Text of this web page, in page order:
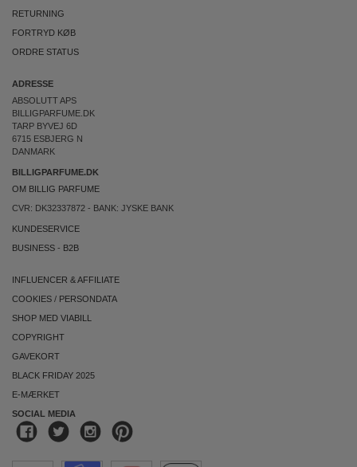
RETURNING
FORTRYD KØB
ORDRE STATUS
ADRESSE
ABSOLUTT APS
BILLIGPARFUME.DK
TARP BYVEJ 6D
6715 ESBJERG N
DANMARK
BILLIGPARFUME.DK
OM BILLIG PARFUME
CVR: DK32337872 - BANK: JYSKE BANK
KUNDESERVICE
BUSINESS - B2B
INFLUENCER & AFFILIATE
COOKIES / PERSONDATA
SHOP MED VIABILL
COPYRIGHT
GAVEKORT
BLACK FRIDAY 2025
E-MÆRKET
SOCIAL MEDIA